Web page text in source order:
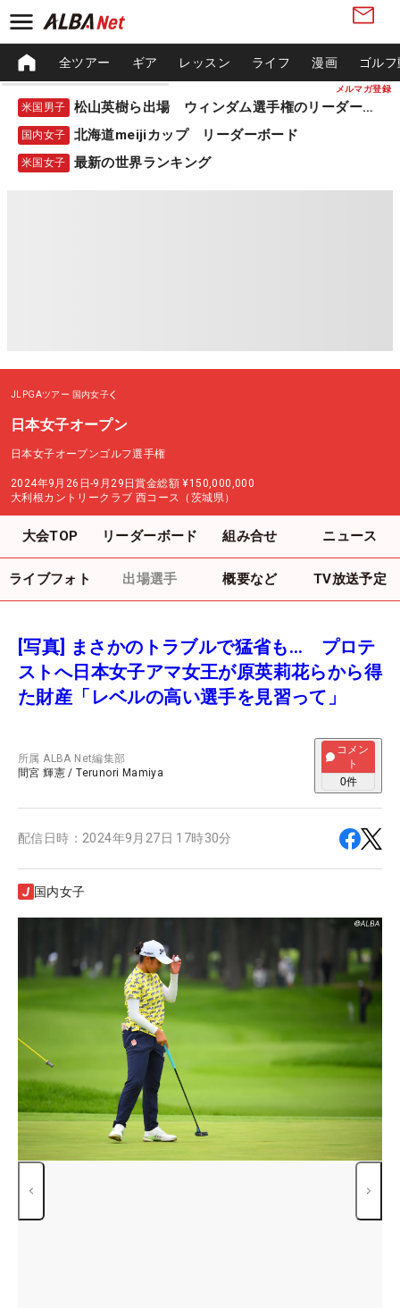
メルマガ登録
全ツアー ギア レッスン ライフ 漫画 ゴル
米国男子 松山英樹ら出場 ウィンダム選手権のリーダーボード
国内女子 北海道meijiカップ リーダーボード
米国女子 最新の世界ランキング
JLPGAツアー 国内女子
日本女子オープン
日本女子オープンゴルフ選手権
2024年9月26日-9月29日賞金総額 ¥150,000,000
大利根カントリークラブ 西コース（茨城県）
大会TOP リーダーボード 組み合せ ニュース
ライブフォト 出場選手 概要など TV放送予定
[写真] まさかのトラブルで猛省も… プロテ
ストへ日本女子アマ女王が原英莉花らから得
た財産「レベルの高い選手を見習って」
所属ALBA Net編集部
間宮 輝憲 /Terunori Mamiya
コメン
ト
0件
配信日時： 2024年9月27日 17時30分
国内女子